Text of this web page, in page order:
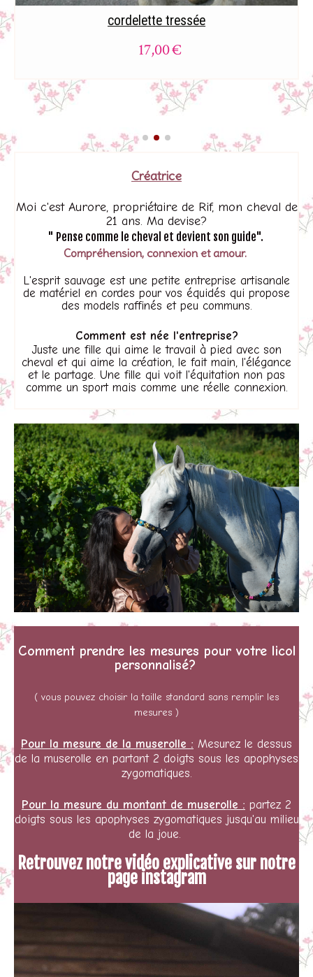
28,00
Créatrice
Moi c'est Aurore, propriétaire de Rif, mon cheval de
21 ans. Ma devise?
" Pense comme le cheval et devient son guide".
Compréhension, connexion et amour.
L'esprit sauvage est une petite entreprise artisanale
de matériel en cordes pour vos équidés qui propose
des models raffinés et peu communs.
Comment est née l'entreprise?
Juste une fille qui aime le travail à pied avec son
cheval et qui aime la création, le fait main, l'élégance
et le partage. Une fille qui voit l'équitation non pas
comme un sport mais comme une réelle connexion.
COmment prendre les mesures pour votre licol
personnalisé?
( vous pouvez choisir la taille standard sans remplir les
mesures )
Pour la mesure de la muserolle : Mesurez le dessus
de la muserolle en partant 2 doigts sous les apophyses
zygomatiques.
Pour la mesure du montant de muserolle : partez 2
doigts sous les apophyses zygomatiques jusqu'au milieu
de la joue.
Retrouvez notre vidéo explicative sur notre
page instagram